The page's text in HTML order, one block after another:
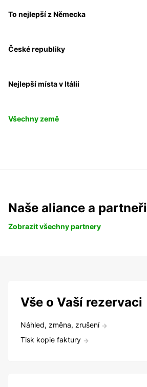
To nejlepší z Německa
České republiky
Nejlepší místa v Itálii
Všechny země
Naše aliance a partneři
Zobrazit všechny partnery
Vše o Vaší rezervaci
Náhled, změna, zrušení
Tisk kopie faktury